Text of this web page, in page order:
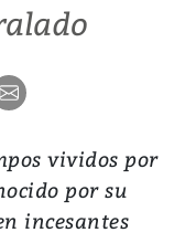
vividos por
por su
incesantes